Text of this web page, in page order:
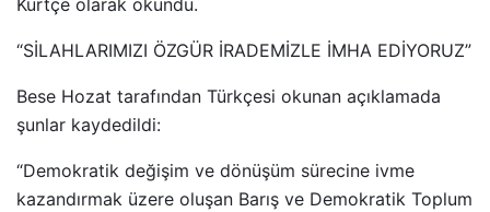
Kürtçe olarak okundu.
“SİLAHLARIMIZI ÖZGÜR İRADEMİZLE İMHA EDİYORUZ”
Bese Hozat tarafından Türkçesi okunan açıklamada
şunlar kaydedildi:
“Demokratik değişim ve dönüşüm sürecine ivme
kazandırmak üzere oluşan Barış ve Demokratik Toplum